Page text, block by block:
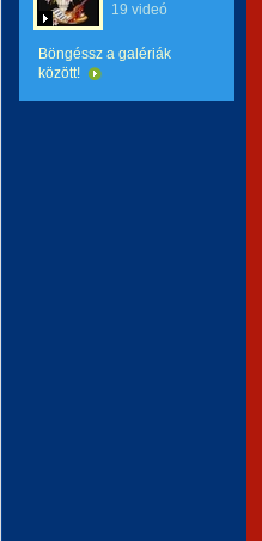
19 videó
Böngéssz a galériák
között!